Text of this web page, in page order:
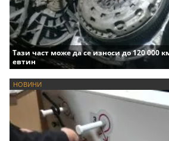
Тази част може да се износи до 120 000
евтин
НОВИНИ